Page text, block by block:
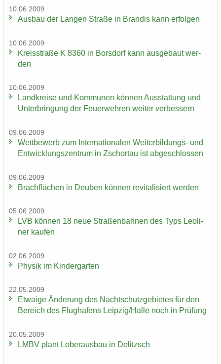
10.06.2009
Aus­bau der Lan­gen Stra­ße in Bran­dis kann er­fol­gen
10.06.2009
Kreis­stra­ße K 8360 in Bors­dorf kann aus­ge­baut wer­
den
10.06.2009
Land­krei­se und Kom­mu­nen kön­nen Aus­stat­tung und
Un­ter­brin­gung der Feu­er­weh­ren wei­ter ver­bes­sern
09.06.2009
Wett­be­werb zum In­ter­na­tio­na­len Weiterbildungs-​ und
Ent­wick­lungs­zen­trum in Zschor­tau ist ab­ge­schlos­sen
09.06.2009
Brach­flä­chen in Deu­ben kön­nen re­vi­ta­li­siert wer­den
05.06.2009
LVB kön­nen 18 neue Stra­ßen­bah­nen des Typs Leo­li­
ner kau­fen
02.06.2009
Phy­sik im Kin­der­gar­ten
22.05.2009
Et­wa­ige Än­de­rung des Nacht­schutz­ge­bie­tes für den
Be­reich des Flug­ha­fens Leip­zig/Halle noch in Prü­fung
20.05.2009
LMBV plant Lober­aus­bau in De­litzsch